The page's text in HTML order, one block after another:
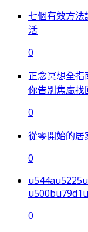
七個有效方法
活
0
正念冥想全指
你告別焦慮找
0
從零開始的居
0
0